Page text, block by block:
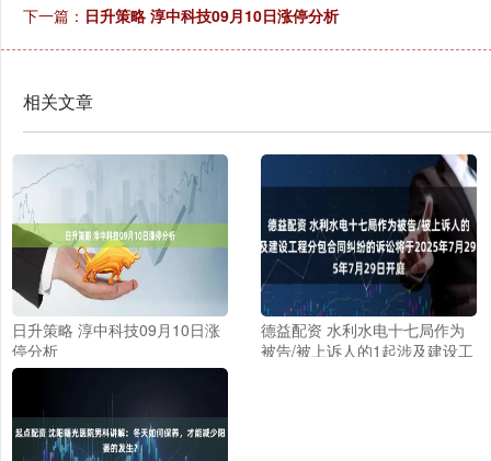
下一篇： 日升策略 淳中科技09月10日涨停分析
相关文章
日升策略 淳中科技09月10日涨
停分析
德益配资 水利水电十七局作为
被告/被上诉人的1起涉及建设工